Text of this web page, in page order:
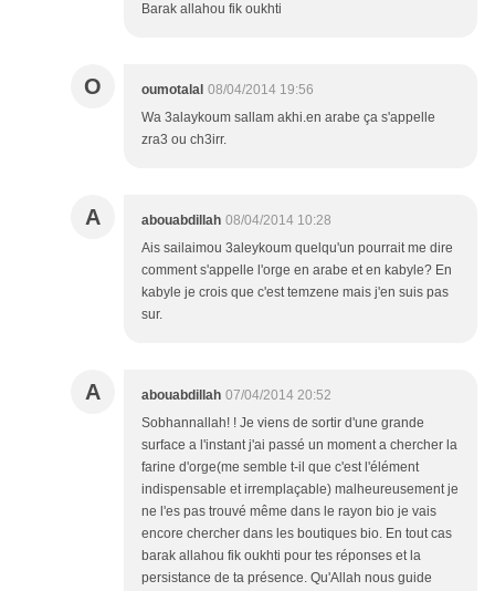
Barak allahou fik oukhti
O oumotalal 08/04/2014 19:56
Wa 3alaykoum sallam akhi.en arabe ça s'appelle
zra3 ou ch3irr.
A abouabdillah 08/04/2014 10:28
Ais sailaimou 3aleykoum quelqu'un pourrait me dire
comment s'appelle l'orge en arabe et en kabyle? En
kabyle je crois que c'est temzene mais j'en suis pas
sur.
A abouabdillah 07/04/2014 20:52
Sobhannallah! ! Je viens de sortir d'une grande
surface a l'instant j'ai passé un moment a chercher la
farine d'orge(me semble t-il que c'est l'élément
indispensable et irremplaçable) malheureusement je
ne l'es pas trouvé même dans le rayon bio je vais
encore chercher dans les boutiques bio. En tout cas
barak allahou fik oukhti pour tes réponses et la
persistance de ta présence. Qu'Allah nous guide